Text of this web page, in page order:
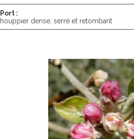
Port :
houppier dense, serré et retombant